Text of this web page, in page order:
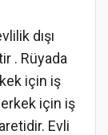
dışı
. Rüyada
için iş
için iş
Evli